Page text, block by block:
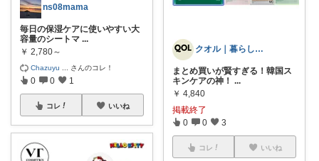
ns08mama
毎日の保湿ケアに使いやすい大
容量のシートマ ...
￥ 2,780～
Chazuyu さんのコレ！
0 0 1
コレ いいね
クオル｜暮らしの「質」爆上げ🈁
まとめ買いが賢すぎる！韓国ス
キンケアの神！ ...
￥ 4,840
掲載終了
0 0 3
コレ いいね